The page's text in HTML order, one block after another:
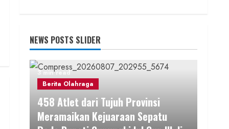
NEWS POSTS SLIDER
3 min read
Berita Olahraga
458 Atlet dari Tujuh Provinsi
Meramaikan Kejuaraan Sepatu